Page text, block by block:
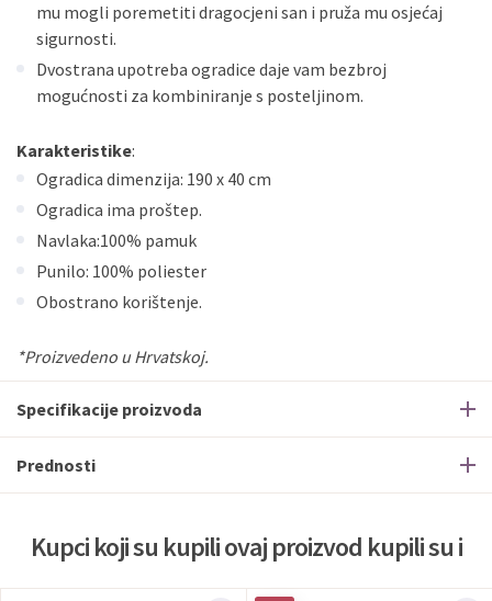
mu mogli poremetiti dragocjeni san i pruža mu osjećaj
sigurnosti.
Dvostrana upotreba ogradice daje vam bezbroj
mogućnosti za kombiniranje s posteljinom.
Karakteristike:
Ogradica dimenzija: 190 x 40 cm
Ogradica ima proštep.
Navlaka:100% pamuk
Punilo: 100% poliester
Obostrano korištenje.
*Proizvedeno u Hrvatskoj.
Specifikacije proizvoda
Prednosti
Kupci koji su kupili ovaj proizvod kupili su i